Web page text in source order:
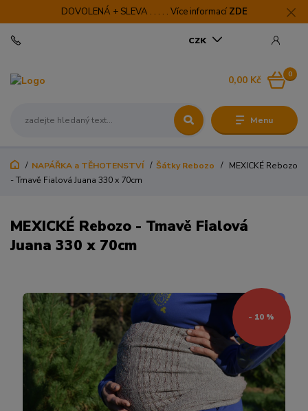
DOVOLENÁ + SLEVA . . . . . Více informací ZDE
Menu
CZK
0
0,00 Kč
NAPÁŘKA a TĚHOTENSTVÍ Šátky Rebozo
MEXICKÉ Rebozo
- Tmavě Fialová Juana 330 x 70cm
MEXICKÉ Rebozo - Tmavě Fialová
Juana 330 x 70cm
- 10 %